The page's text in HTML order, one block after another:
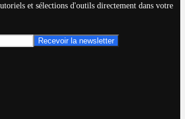
et sélections d'outils directement dans votre